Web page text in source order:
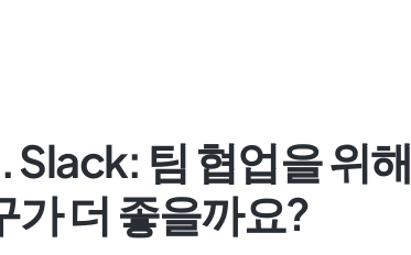
Slack: 팀 협업을 위해
가 더 좋을까요?